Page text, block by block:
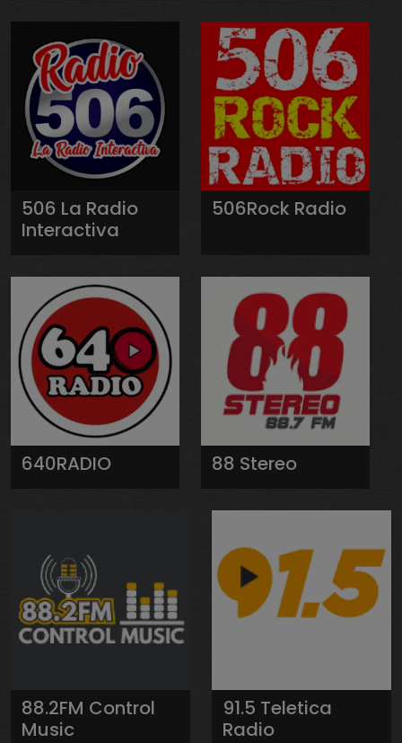
506 La Radio
Interactiva
506Rock Radio
640RADIO 88 Stereo
88.2FM Control
Music
91.5 Teletica
Radio